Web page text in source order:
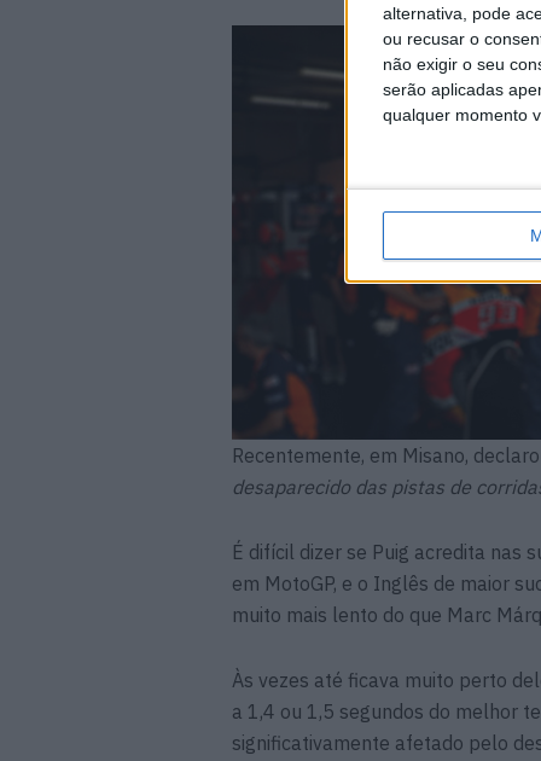
alternativa, pode
ou recusar o
não exigir o seu
serão aplicadas
qualquer momento
Recentemente, em Misano,
desaparecido das pistas de
É difícil dizer se Puig acredita nas
em MotoGP, e o Inglês de maior
muito mais lento do que Marc
Às vezes até ficava muito perto
a 1,4 ou 1,5 segundos do melhor
significativamente afetado pelo